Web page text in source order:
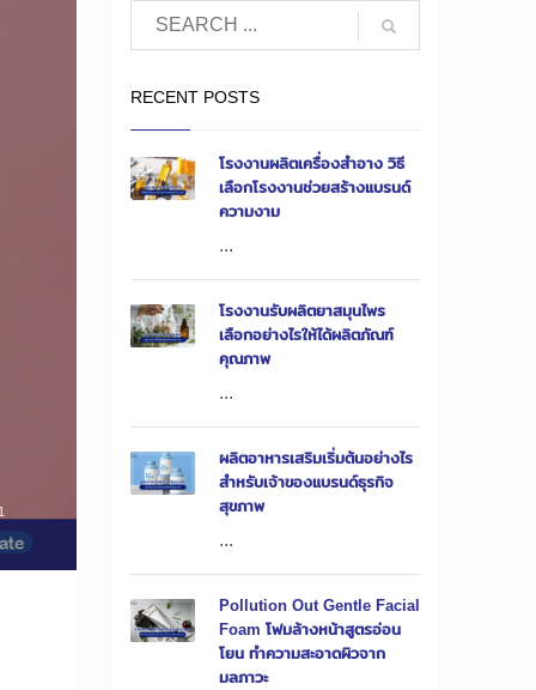
RECENT POSTS
โรงงานผลิตเครื่องสำอาง วิธี
เลือกโรงงานช่วยสร้างแบรนด์
ความงาม
...
โรงงานรับผลิตยาสมุนไพร
เลือกอย่างไรให้ได้ผลิตภัณฑ์
คุณภาพ
...
ผลิตอาหารเสริมเริ่มต้นอย่างไร
สำหรับเจ้าของแบรนด์ธุรกิจ
สุขภาพ
...
Pollution Out Gentle Facial
Foam โฟมล้างหน้าสูตรอ่อน
โยน ทำความสะอาดผิวจาก
มลภาวะ